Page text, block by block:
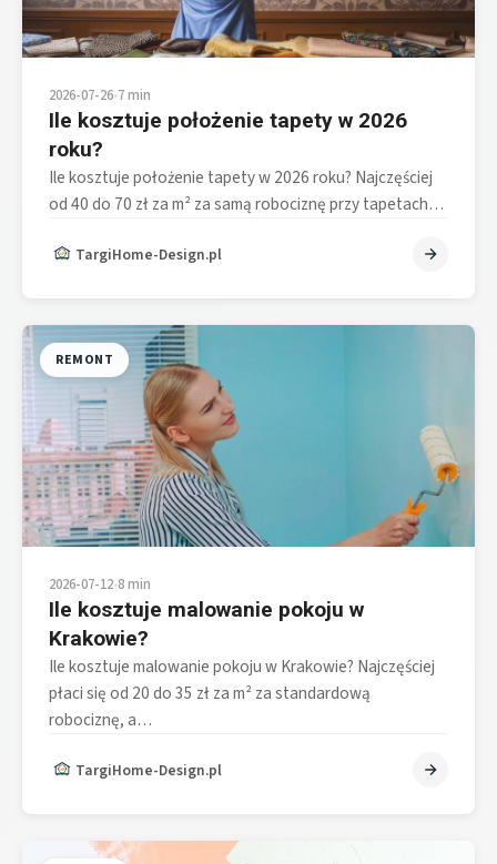
2026-07-26•7 min
Ile kosztuje położenie tapety w 2026
roku?
Ile kosztuje położenie tapety w 2026 roku? Najczęściej
od 40 do 70 zł za m² za samą robociznę przy tapetach…
TargiHome-Design.pl
REMONT
2026-07-12•8 min
Ile kosztuje malowanie pokoju w
Krakowie?
Ile kosztuje malowanie pokoju w Krakowie? Najczęściej
płaci się od 20 do 35 zł za m² za standardową
robociznę, a…
TargiHome-Design.pl